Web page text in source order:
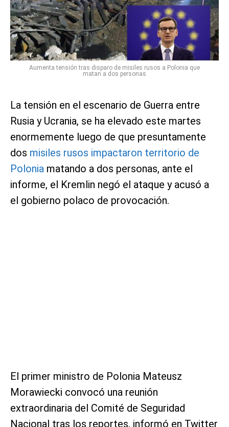
Aumenta tensión tras disparo de misiles rusos a Polonia que
matan a dos personas
La tensión en el escenario de Guerra entre
Rusia y Ucrania, se ha elevado este martes
enormemente luego de que presuntamente
dos misiles rusos impactaron territorio de
Polonia matando a dos personas, ante el
informe, el Kremlin negó el ataque y acusó a
el gobierno polaco de provocación.
El primer ministro de Polonia Mateusz
Morawiecki convocó una reunión
extraordinaria del Comité de Seguridad
Nacional tras los reportes, informó en Twitter